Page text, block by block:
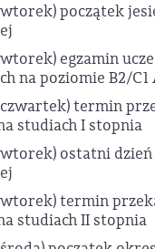
początek
egzamin
na poziomie B2/C1
termin
studiach I stopnia
ostatni
termin
studiach II stopnia